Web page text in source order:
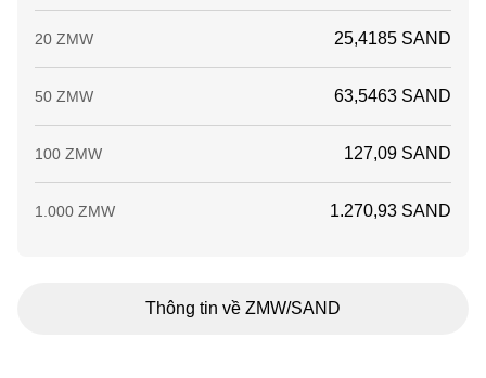
20 ZMW 25,4185 SAND
50 ZMW 63,5463 SAND
100 ZMW 127,09 SAND
1.000 ZMW 1.270,93 SAND
Thông tin về ZMW/SAND